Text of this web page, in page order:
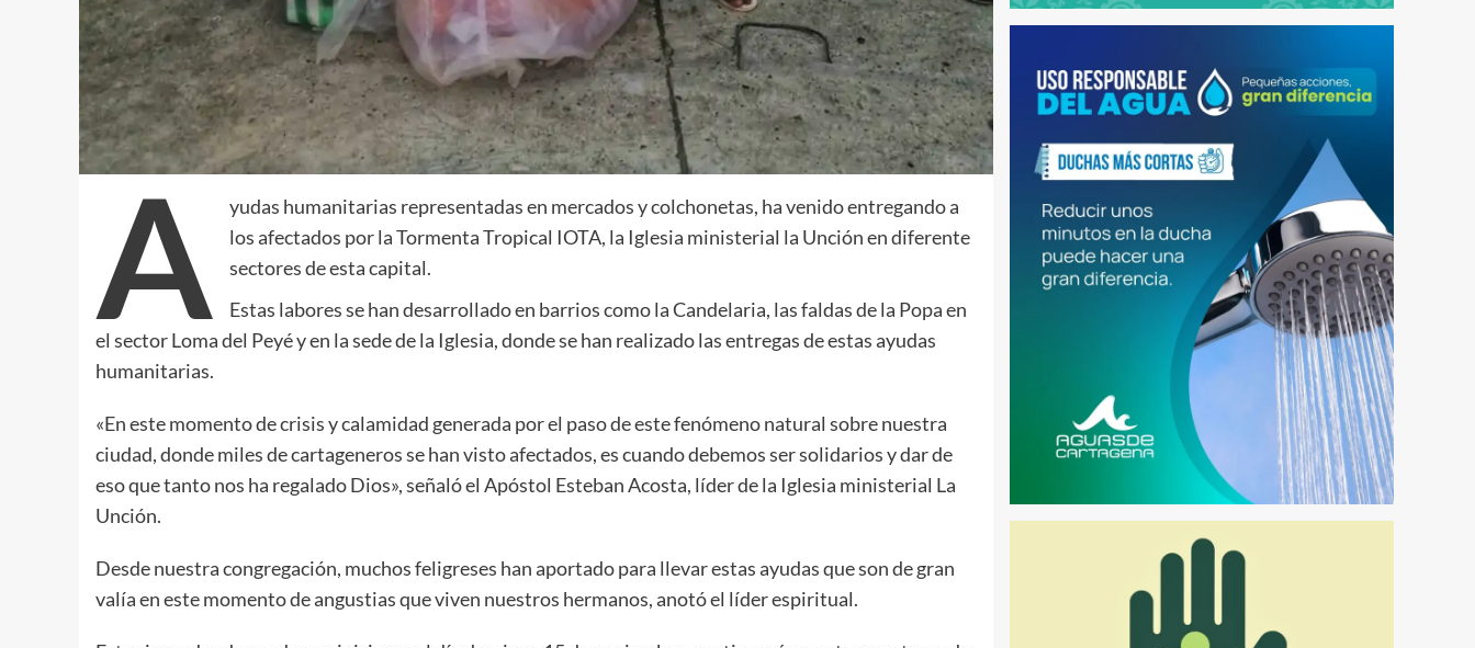
A
yudas humanitarias representadas en mercados y colchonetas, ha venido entregando a
los afectados por la Tormenta Tropical IOTA, la Iglesia ministerial la Unción en diferente
sectores de esta capital.
Estas labores se han desarrollado en barrios como la Candelaria, las faldas de la Popa en
el sector Loma del Peyé y en la sede de la Iglesia, donde se han realizado las entregas de estas ayudas
humanitarias.
«En este momento de crisis y calamidad generada por el paso de este fenómeno natural sobre nuestra
ciudad, donde miles de cartageneros se han visto afectados, es cuando debemos ser solidarios y dar de
eso que tanto nos ha regalado Dios», señaló el Apóstol Esteban Acosta, líder de la Iglesia ministerial La
Unción.
Desde nuestra congregación, muchos feligreses han aportado para llevar estas ayudas que son de gran
valía en este momento de angustias que viven nuestros hermanos, anotó el líder espiritual.